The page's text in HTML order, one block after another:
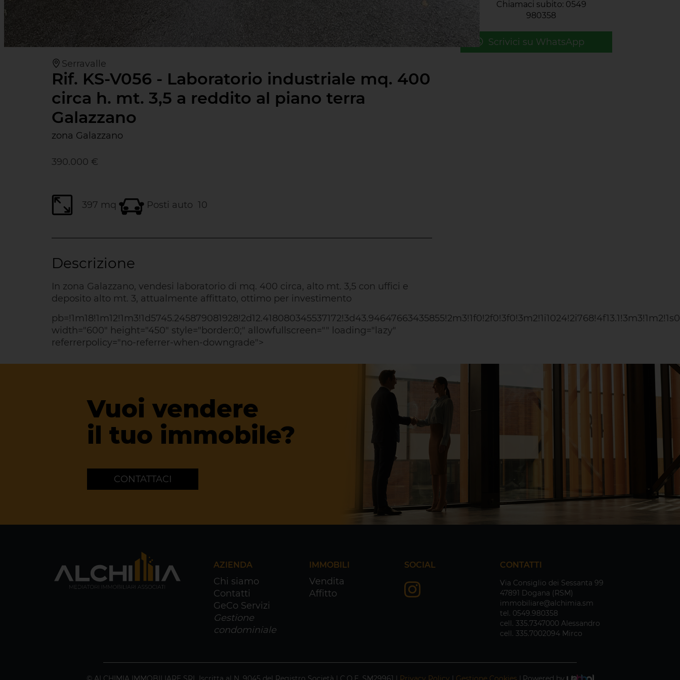
Rif. KS-V056 - Laboratorio industriale mq. 400
circa h. mt. 3,5 a reddito al piano terra
Galazzano
397 mq Posti auto 10
390.000 €
Serravalle
zona Galazzano
In zona Galazzano, vendesi laboratorio di mq. 400 circa, alto mt. 3,5 con uffici e
deposito alto mt. 3, attualmente affittato, ottimo per investimento
width="600" height="450" style="border:0;" allowfullscreen="" loading="lazy"
referrerpolicy="no-referrer-when-downgrade">
Chiamaci subito: 0549
980358
Scrivici su WhatsApp
Vuoi vendere
il tuo immobile?
CONTATTACI
AZIENDA
Chi siamo
Contatti
GeCo Servizi
Gestione
condominiale
IMMOBILI
Vendita
Affitto
SOCIAL CONTATTI
Via Consiglio dei Sessanta 99
47891 Dogana (RSM)
immobiliare@alchimia.sm
tel. 0549.980358
cell. 335.7347000 Alessandro
cell. 335.7002094 Mirco